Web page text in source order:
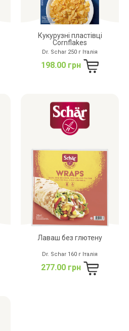
Кукурузні пластівці
Cornflakes
Dr. Schar 250 г Італія
198.00 грн
Лаваш без глютену
Dr. Schar 160 г Італія
277.00 грн